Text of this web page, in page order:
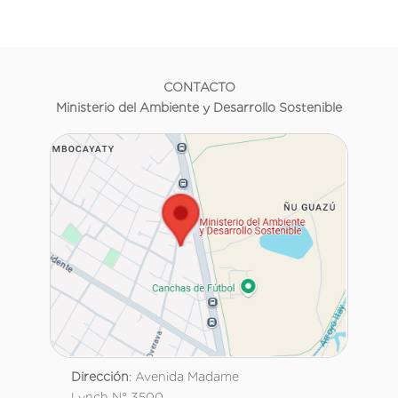
CONTACTO
Ministerio del Ambiente y Desarrollo Sostenible
Dirección: Avenida Madame